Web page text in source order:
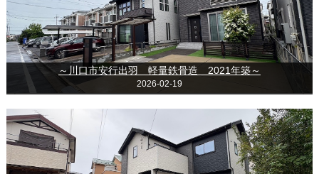
～川口市安行出羽 軽量鉄骨造 2021年築～
2026-02-19